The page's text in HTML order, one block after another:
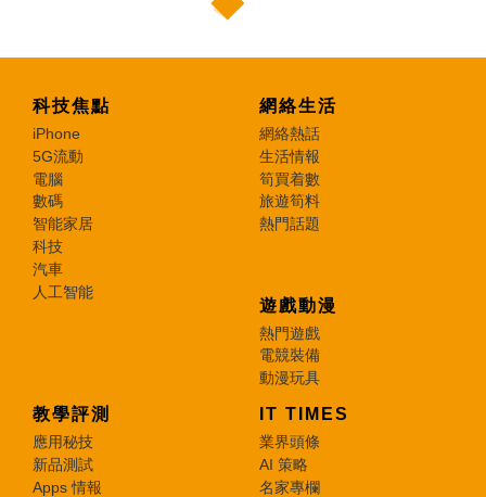
科技焦點
iPhone
5G流動
電腦
數碼
智能家居
科技
汽車
人工智能
網絡生活
網絡熱話
生活情報
筍買着數
旅遊筍料
熱門話題
遊戲動漫
熱門遊戲
電競裝備
動漫玩具
教學評測
應用秘技
新品測試
Apps 情報
IT TIMES
業界頭條
AI 策略
名家專欄